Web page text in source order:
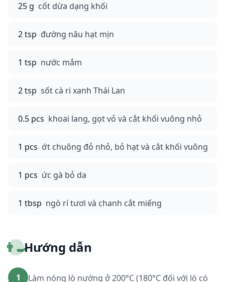
25 g cốt dừa dạng khối
2 tsp đường nâu hạt mịn
1 tsp nước mắm
2 tsp sốt cà ri xanh Thái Lan
0.5 pcs khoai lang, gọt vỏ và cắt khối vuông nhỏ
1 pcs ớt chuông đỏ nhỏ, bỏ hạt và cắt khối vuông
1 pcs ức gà bỏ da
1 tbsp ngò rí tươi và chanh cắt miếng
👨‍🍳Hướng dẫn
1 Làm nóng lò nướng ở 200°C (180°C đối với lò có